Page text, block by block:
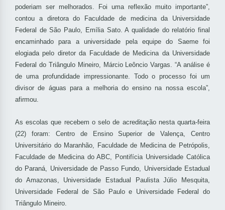
poderiam ser melhorados. Foi uma reflexão muito importante”,
contou a diretora do Faculdade de medicina da Universidade
Federal de São Paulo, Emília Sato. A qualidade do relatório final
encaminhado para a universidade pela equipe do Saeme foi
elogiada pelo diretor da Faculdade de Medicina da Universidade
Federal do Triângulo Mineiro, Márcio Leôncio Vargas. “A análise é
de uma profundidade impressionante. Todo o processo foi um
divisor de águas para a melhoria do ensino na nossa escola”,
afirmou.
As escolas que recebem o selo de acreditação nesta quarta-feira
(22) foram: Centro de Ensino Superior de Valença, Centro
Universitário do Maranhão, Faculdade de Medicina de Petrópolis,
Faculdade de Medicina do ABC, Pontifícia Universidade Católica
do Paraná, Universidade de Passo Fundo, Universidade Estadual
do Amazonas, Universidade Estadual Paulista Júlio Mesquita,
Universidade Federal de São Paulo e Universidade Federal do
Triângulo Mineiro.